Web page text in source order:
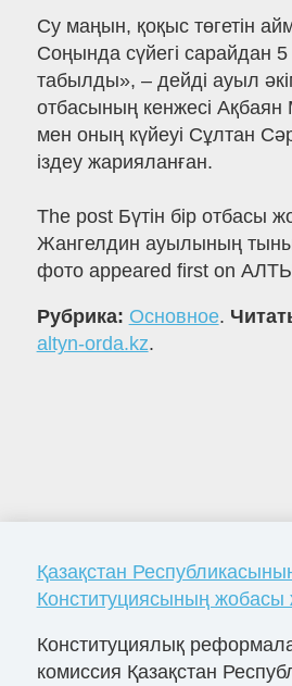
Су маңын, қоқыс төгетін
Соңында сүйегі сарайдан 5
табылды», – дейді ауыл
отбасының кенжесі Ақбаян
мен оның күйеуі Сұлтан
іздеу жарияланған.
The post Бүтін бір отбасы
Жангелдин ауылының
фото appeared first on
Рубрика: Основное.
altyn-orda.kz.
Қазақстан
Конституциясының
Конституциялық
комиссия Қазақстан